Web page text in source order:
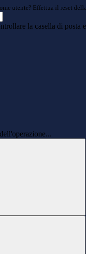
utente? Effettua il reset
la casella di posta